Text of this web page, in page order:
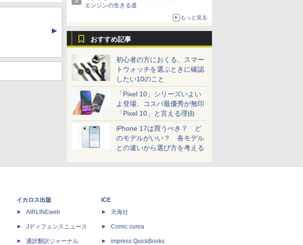
エンジンの生きる道
もっと見る
おすすめ記事
初心者の方におくる、スマー
トウォッチを選ぶときに確認
したい10のこと
「Pixel 10」シリーズいよい
よ登場、コスパ最優秀が無印
「Pixel 10」と言える理由
iPhone 17は買うべき？ ど
のモデルがいい？ 各モデル
との違いから選び方を考える
▲
イカロス出版
AIRLINEweb
Jディフェンスニュース
通訳翻訳ジャーナル
ICE
天海社
Comic curea
impress QuickBooks